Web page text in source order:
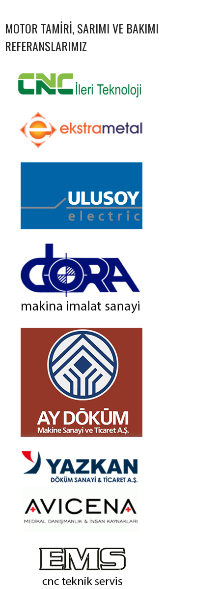
NAVIGATION
MOTOR TAMIRI, SARIMI VE BAKIMI
REFERANSLARIMIZ